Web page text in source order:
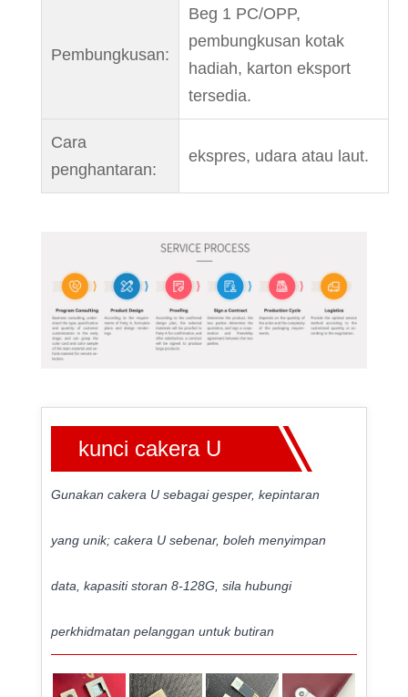
Pembungkusan:
Beg 1 PC/OPP,
pembungkusan kotak
hadiah, karton eksport
tersedia.
Cara
penghantaran:
ekspres, udara atau laut.
kunci cakera U
Gunakan cakera U sebagai gesper, kepintaran
yang unik; cakera U sebenar, boleh menyimpan
data, kapasiti storan 8-128G, sila hubungi
perkhidmatan pelanggan untuk butiran